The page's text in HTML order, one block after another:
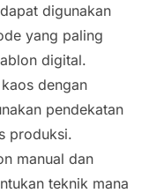
digunakan
yang paling
digital.
dengan
pendekatan
produksi.
manual dan
teknik mana